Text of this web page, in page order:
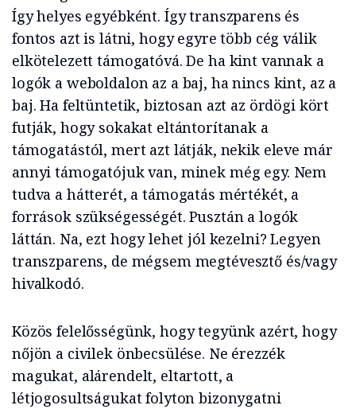
Így helyes egyébként. Így transzparens és
fontos azt is látni, hogy egyre több cég válik
elkötelezett támogatóvá. De ha kint vannak a
logók a weboldalon az a baj, ha nincs kint, az a
baj. Ha feltüntetik, biztosan azt az ördögi kört
futják, hogy sokakat eltántorítanak a
támogatástól, mert azt látják, nekik eleve már
annyi támogatójuk van, minek még egy. Nem
tudva a hátterét, a támogatás mértékét, a
források szükségességét. Pusztán a logók
láttán. Na, ezt hogy lehet jól kezelni? Legyen
transzparens, de mégsem megtévesztő és/vagy
hivalkodó.
Közös felelősségünk, hogy tegyünk azért, hogy
nőjön a civilek önbecsülése. Ne érezzék
magukat, alárendelt, eltartott, a
létjogosultságukat folyton bizonygatni